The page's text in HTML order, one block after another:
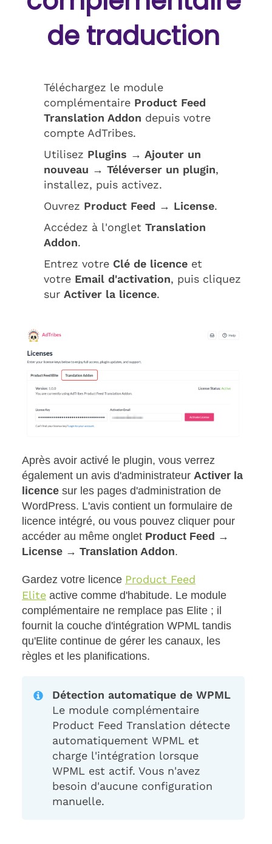
de traduction
Téléchargez le module
complémentaire Product Feed
Translation Addon depuis votre
compte AdTribes.
Utilisez Plugins → Ajouter un
nouveau → Téléverser un plugin,
installez, puis activez.
Ouvrez Product Feed → License.
Accédez à l'onglet Translation
Addon.
Entrez votre Clé de licence et
votre Email d'activation, puis cliquez
sur Activer la licence.
Après avoir activé le plugin, vous verrez
également un avis d'administrateur Activer la
licence sur les pages d'administration de
WordPress. L'avis contient un formulaire de
licence intégré, ou vous pouvez cliquer pour
accéder au même onglet Product Feed →
License → Translation Addon.
Gardez votre licence Product Feed
Elite active comme d'habitude. Le module
complémentaire ne remplace pas Elite ; il
fournit la couche d'intégration WPML tandis
qu'Elite continue de gérer les canaux, les
règles et les planifications.
Détection automatique de WPML
Le module complémentaire
Product Feed Translation détecte
automatiquement WPML et
charge l'intégration lorsque
WPML est actif. Vous n'avez
besoin d'aucune configuration
manuelle.